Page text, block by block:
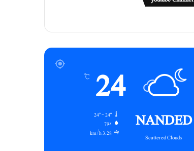
NANDED
Scattered Clouds
24
℃
24º - 24º
79%
3.28 km/h